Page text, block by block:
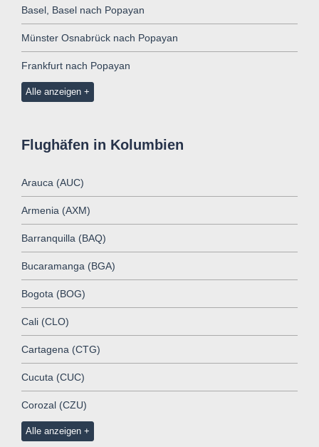
Basel, Basel nach Popayan
Münster Osnabrück nach Popayan
Frankfurt nach Popayan
Alle anzeigen
Flughäfen in Kolumbien
Arauca (AUC)
Armenia (AXM)
Barranquilla (BAQ)
Bucaramanga (BGA)
Bogota (BOG)
Cali (CLO)
Cartagena (CTG)
Cucuta (CUC)
Corozal (CZU)
Alle anzeigen